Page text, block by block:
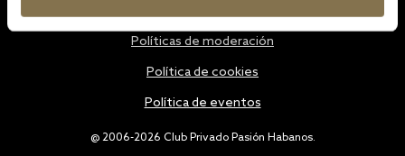
@ 2006-2026 Club Privado Pasión Habanos.
Políticas de moderación
Política de cookies
Política de eventos